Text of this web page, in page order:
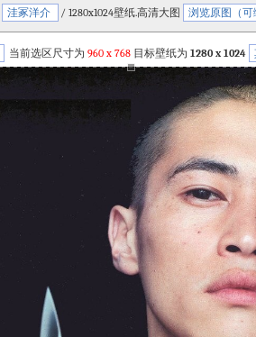
洼冢洋介 / 1280x1024壁纸.高清大图 浏览原图（
当前选区尺寸为 960 x 768 目标壁纸为 1280 x 1024